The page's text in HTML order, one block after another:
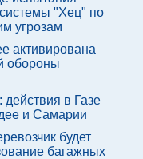
"Хец" по
угрозам
активирована
обороны
в Газе
и Самарии
будет
багажных